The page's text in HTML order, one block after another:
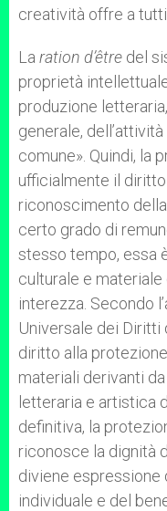
creatività offre a
La ration d’être del
proprietà
produzione
generale,
comune». Quindi, la
ufficialmente il diritto
riconoscimento
certo grado di
stesso tempo, essa
culturale e
interezza. Secondo
Universale dei Diritti
diritto alla
materiali derivanti
letteraria e artistica
definitiva, la
riconosce la dignità
diviene espressione
individuale e del